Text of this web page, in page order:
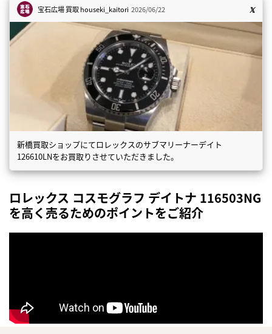
宝石広場 買取houseki_kaitori 2026/06/22
新橋買取ショップにてロレックスのサブマリーナーデイト
126610LNをお買取りさせていただきました。
ロレックス コスモグラフ デイトナ 116503NG
を高く売るためのポイントをご紹介